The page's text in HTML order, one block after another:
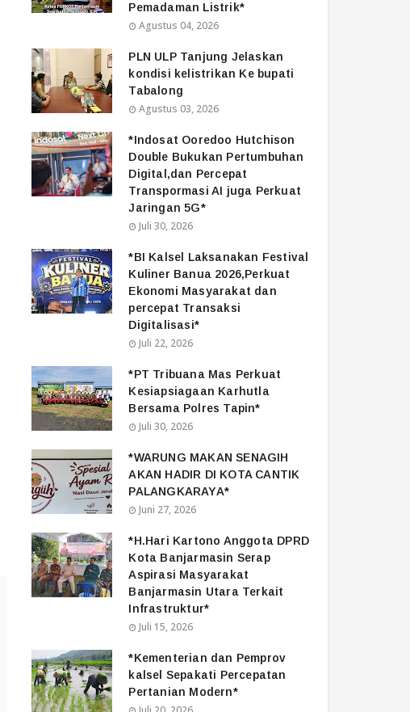
Pemadaman Listrik*
Agustus 04, 2026
PLN ULP Tanjung Jelaskan
kondisi kelistrikan Ke bupati
Tabalong
Agustus 03, 2026
*Indosat Ooredoo Hutchison
Double Bukukan Pertumbuhan
Digital,dan Percepat
Transpormasi AI juga Perkuat
Jaringan 5G*
Juli 30, 2026
*BI Kalsel Laksanakan Festival
Kuliner Banua 2026,Perkuat
Ekonomi Masyarakat dan
percepat Transaksi
Digitalisasi*
Juli 22, 2026
*PT Tribuana Mas Perkuat
Kesiapsiagaan Karhutla
Bersama Polres Tapin*
Juli 30, 2026
*WARUNG MAKAN SENAGIH
AKAN HADIR DI KOTA CANTIK
PALANGKARAYA*
Juni 27, 2026
*H.Hari Kartono Anggota DPRD
Kota Banjarmasin Serap
Aspirasi Masyarakat
Banjarmasin Utara Terkait
Infrastruktur*
Juli 15, 2026
*Kementerian dan Pemprov
kalsel Sepakati Percepatan
Pertanian Modern*